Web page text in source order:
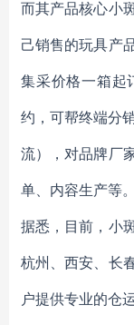
而其产品核心小
己销售的玩具产
集采价格一箱起
约，可帮终端分
流），对品牌厂
单、内容生产等。
据悉，目前，小
杭州、西安、长
户提供专业的仓